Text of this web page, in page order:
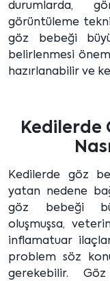
durumlarda,
görüntüleme
göz bebeği
belirlenmesi
hazırlanabilir ve
Kedilerde
Kedilerde göz
yatan nedene
göz bebeği
oluşmuşsa,
inflamatuar
problem söz
gerekebilir.